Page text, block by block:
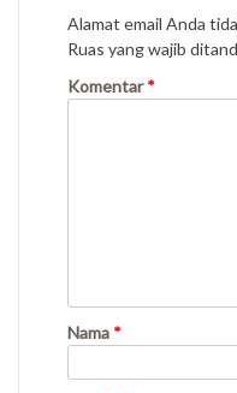
Alamat email Anda
Ruas yang wajib
Komentar*
Nama *